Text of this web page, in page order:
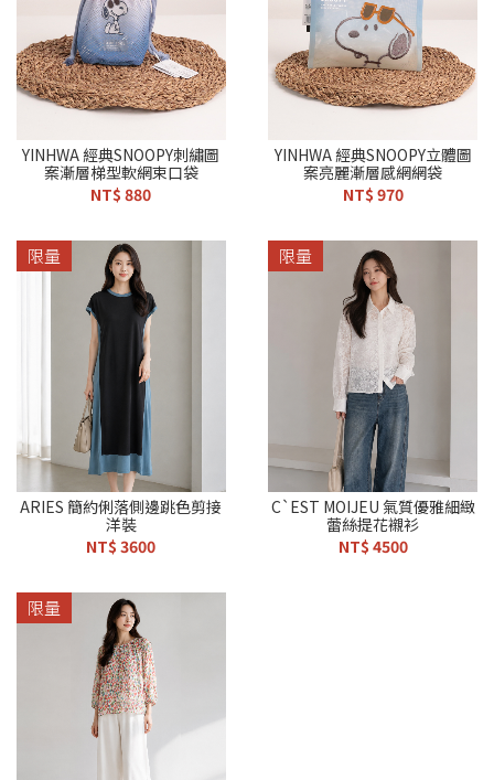
YINHWA 經典SNOOPY刺繡圖
案漸層梯型軟網束口袋
NT$ 880
YINHWA 經典SNOOPY立體圖
案亮麗漸層感網網袋
NT$ 970
限量
ARIES 簡約俐落側邊跳色剪接
洋裝
NT$ 3600
限量
C`EST MOIJEU 氣質優雅細緻
蕾絲提花襯衫
NT$ 4500
限量